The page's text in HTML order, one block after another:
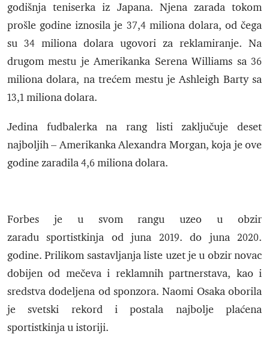
godišnja teniserka iz Japana. Njena zarada tokom
prošle godine iznosila je 37,4 miliona dolara, od čega
su 34 miliona dolara ugovori za reklamiranje. Na
drugom mestu je Amerikanka Serena Williams sa 36
miliona dolara, na trećem mestu je Ashleigh Barty sa
13,1 miliona dolara.
Jedina fudbalerka na rang listi zaključuje deset
najboljih – Amerikanka Alexandra Morgan, koja je ove
godine zaradila 4,6 miliona dolara.
Forbes je u svom rangu uzeo u obzir
zaradu sportistkinja od juna 2019. do juna 2020.
godine. Prilikom sastavljanja liste uzet je u obzir novac
dobijen od mečeva i reklamnih partnerstava, kao i
sredstva dodeljena od sponzora. Naomi Osaka oborila
je svetski rekord i postala najbolje plaćena
sportistkinja u istoriji.